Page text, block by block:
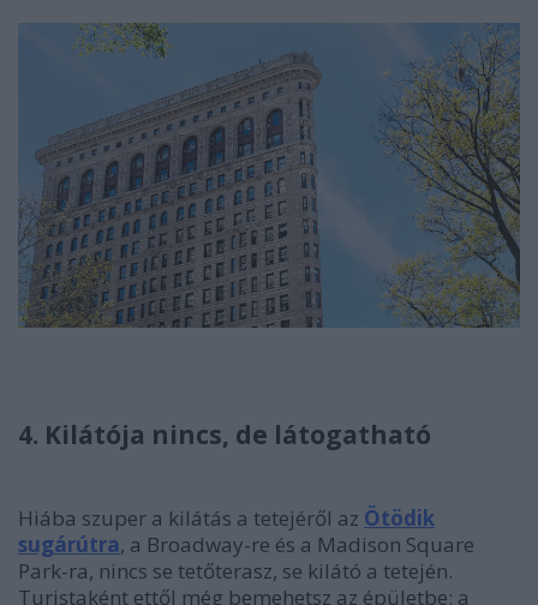
4. Kilátója nincs, de látogatható
Hiába szuper a kilátás a tetejéről az Ötödik
sugárútra, a Broadway-re és a Madison Square
Park-ra, nincs se tetőterasz, se kilátó a tetején.
Turistaként ettől még bemehetsz az épületbe: a